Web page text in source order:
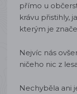
přímo u
krávu přistihly,
kterým je
Nejvíc nás
ničeho nic z
Nechyběla ani